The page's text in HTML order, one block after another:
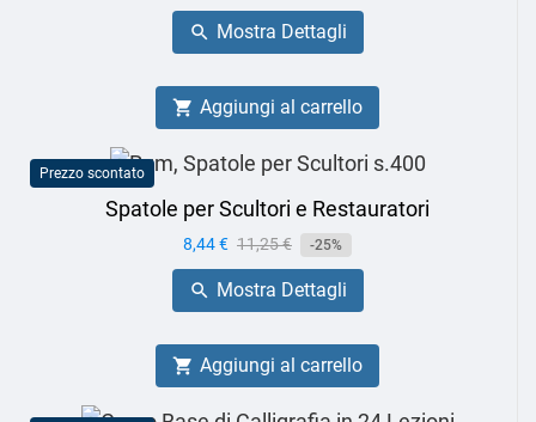
base
 Mostra Dettagli
 Aggiungi al carrello
Prezzo scontato
Spatole per Scultori e Restauratori
Prezzo
8,44 € Prezzo
base
11,25 € -25%
 Mostra Dettagli
 Aggiungi al carrello